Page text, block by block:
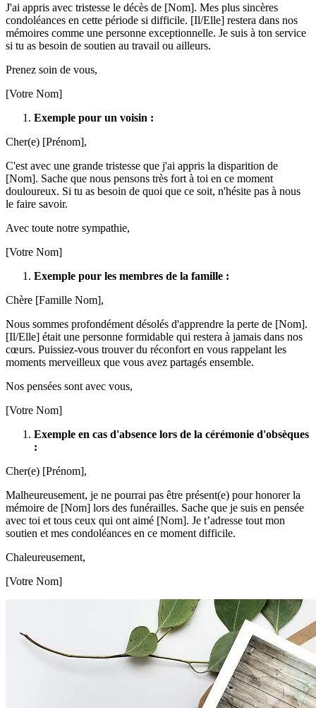
J'ai appris avec tristesse le décès de [Nom]. Mes plus sincères
condoléances en cette période si difficile. [Il/Elle] restera dans nos
mémoires comme une personne exceptionnelle. Je suis à ton service
si tu as besoin de soutien au travail ou ailleurs.
Prenez soin de vous,
[Votre Nom]
Exemple pour un voisin :
Cher(e) [Prénom],
C'est avec une grande tristesse que j'ai appris la disparition de
[Nom]. Sache que nous pensons très fort à toi en ce moment
douloureux. Si tu as besoin de quoi que ce soit, n'hésite pas à nous
le faire savoir.
Avec toute notre sympathie,
[Votre Nom]
Exemple pour les membres de la famille :
Chère [Famille Nom],
Nous sommes profondément désolés d'apprendre la perte de [Nom].
[Il/Elle] était une personne formidable qui restera à jamais dans nos
cœurs. Puissiez-vous trouver du réconfort en vous rappelant les
moments merveilleux que vous avez partagés ensemble.
Nos pensées sont avec vous,
[Votre Nom]
Exemple en cas d'absence lors de la cérémonie d'obsèques
:
Cher(e) [Prénom],
Malheureusement, je ne pourrai pas être présent(e) pour honorer la
mémoire de [Nom] lors des funérailles. Sache que je suis en pensée
avec toi et tous ceux qui ont aimé [Nom]. Je t’adresse tout mon
soutien et mes condoléances en ce moment difficile.
Chaleureusement,
[Votre Nom]